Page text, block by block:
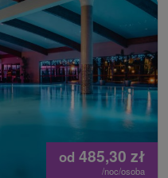
od 485,30 zł
/noc/osoba